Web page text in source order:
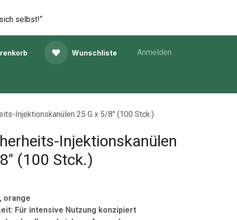
selbst!“
Wunschliste Anmelden
Injektionskanülen 25 G x 5/8'' (100 Stck.)
Injektionskanülen
(100 Stck.)
orange
Für intensive Nutzung konzipiert